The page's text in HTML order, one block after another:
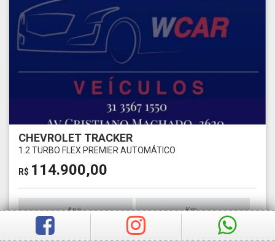
CHEVROLET TRACKER
1.2 TURBO FLEX PREMIER AUTOMÁTICO
R$ 114.900,00
Ano Km